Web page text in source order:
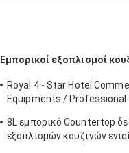
Εμπορικοί εξοπλισμοί
Royal 4 - Star Hotel
Equipments / Professional
8L εμπορικό Countertop
εξοπλισμών κουζινών
Fryer για τα βαθιά Fryer